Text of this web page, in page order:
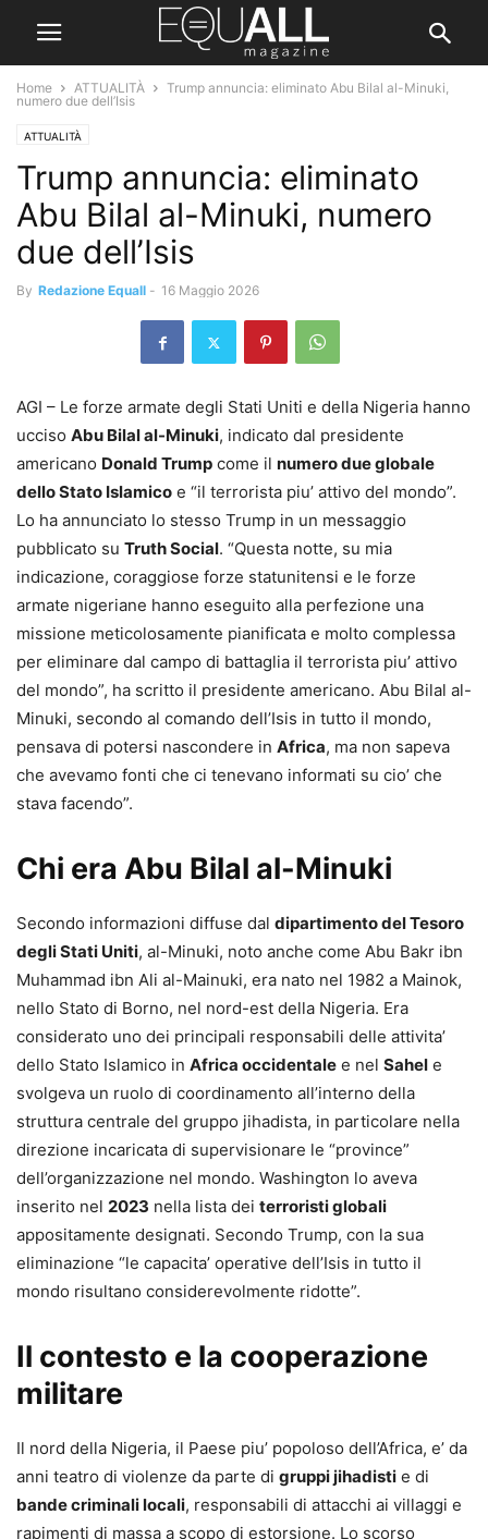
Home ATTUALITÀ
Trump annuncia: eliminato Abu Bilal al-Minuki,
numero due dell’Isis
ATTUALITÀ
Trump annuncia: eliminato
Abu Bilal al-Minuki, numero
due dell’Isis
By Redazione Equall - 16 Maggio 2026
AGI – Le forze armate degli Stati Uniti e della Nigeria hanno
ucciso Abu Bilal al-Minuki, indicato dal presidente
americano Donald Trump come il numero due globale
dello Stato Islamico e “il terrorista piu’ attivo del mondo”.
Lo ha annunciato lo stesso Trump in un messaggio
pubblicato su Truth Social. “Questa notte, su mia
indicazione, coraggiose forze statunitensi e le forze
armate nigeriane hanno eseguito alla perfezione una
missione meticolosamente pianificata e molto complessa
per eliminare dal campo di battaglia il terrorista piu’ attivo
del mondo”, ha scritto il presidente americano. Abu Bilal al-
Minuki, secondo al comando dell’Isis in tutto il mondo,
pensava di potersi nascondere in Africa, ma non sapeva
che avevamo fonti che ci tenevano informati su cio’ che
stava facendo”.
Chi era Abu Bilal al-Minuki
Secondo informazioni diffuse dal dipartimento del Tesoro
degli Stati Uniti, al-Minuki, noto anche come Abu Bakr ibn
Muhammad ibn Ali al-Mainuki, era nato nel 1982 a Mainok,
nello Stato di Borno, nel nord-est della Nigeria. Era
considerato uno dei principali responsabili delle attivita’
dello Stato Islamico in Africa occidentale e nel Sahel e
svolgeva un ruolo di coordinamento all’interno della
struttura centrale del gruppo jihadista, in particolare nella
direzione incaricata di supervisionare le “province”
dell’organizzazione nel mondo. Washington lo aveva
inserito nel 2023 nella lista dei terroristi globali
appositamente designati. Secondo Trump, con la sua
eliminazione “le capacita’ operative dell’Isis in tutto il
mondo risultano considerevolmente ridotte”.
Il contesto e la cooperazione
militare
Il nord della Nigeria, il Paese piu’ popoloso dell’Africa, e’ da
anni teatro di violenze da parte di gruppi jihadisti e di
bande criminali locali, responsabili di attacchi ai villaggi e
rapimenti di massa a scopo di estorsione. Lo scorso